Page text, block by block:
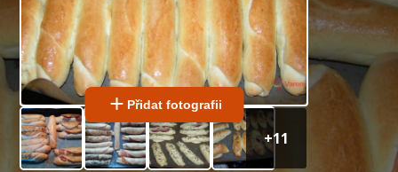
Přidat fotografii
+11